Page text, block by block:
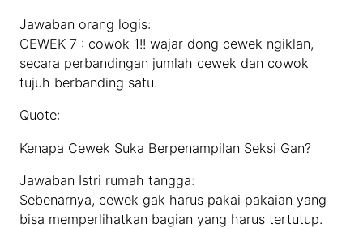
Jawaban orang logis:
CEWEK 7 : cowok 1!! wajar dong cewek ngiklan,
secara perbandingan jumlah cewek dan cowok
tujuh berbanding satu.
Quote:
Kenapa Cewek Suka Berpenampilan Seksi Gan?
Jawaban Istri rumah tangga:
Sebenarnya, cewek gak harus pakai pakaian yang
bisa memperlihatkan bagian yang harus tertutup.